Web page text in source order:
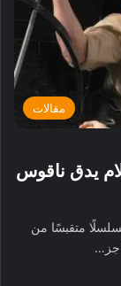
مقالات
يدق ناقوس
متقبسًا من